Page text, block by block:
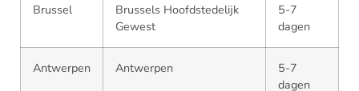
Brussel
Brussels Hoofdstedelijk
Gewest
5-7
dagen
Antwerpen Antwerpen
5-7
dagen